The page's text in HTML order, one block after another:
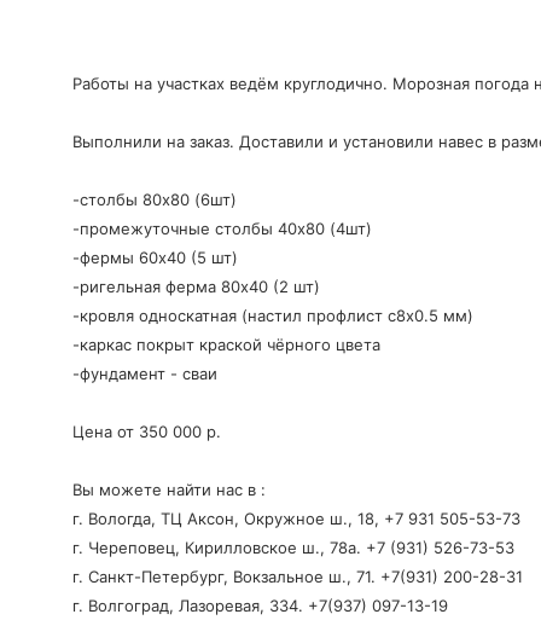
Работы на участках ведём круглодично. Морозная погода
Выполнили на заказ. Доставили и установили навес в
-столбы 80х80 (6шт)
-промежуточные столбы 40х80 (4шт)
-фермы 60х40 (5 шт)
-ригельная ферма 80х40 (2 шт)
-кровля односкатная (настил профлист с8х0.5 мм)
-каркас покрыт краской чёрного цвета
-фундамент - сваи
Цена от 350 000 р.
Вы можете найти нас в :
г. Вологда, ТЦ Аксон, Окружное ш., 18, +7 931 505-53-73
г. Череповец, Кирилловское ш., 78а. +7 (931) 526-73-53
г. Санкт-Петербург, Вокзальное ш., 71. +7(931) 200-28-31
г. Волгоград, Лазоревая, 334. +7(937) 097-13-19